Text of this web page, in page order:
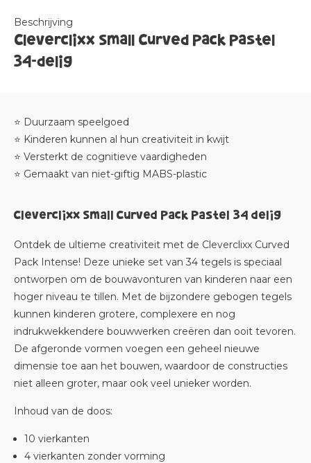
Beschrijving
Cleverclixx Small Curved Pack Pastel
34-delig
⭐ Duurzaam speelgoed
⭐ Kinderen kunnen al hun creativiteit in kwijt
⭐ Versterkt de cognitieve vaardigheden
⭐ Gemaakt van niet-giftig MABS-plastic
Cleverclixx Small Curved Pack Pastel 34 delig
Ontdek de ultieme creativiteit met de Cleverclixx Curved
Pack Intense! Deze unieke set van 34 tegels is speciaal
ontworpen om de bouwavonturen van kinderen naar een
hoger niveau te tillen. Met de bijzondere gebogen tegels
kunnen kinderen grotere, complexere en nog
indrukwekkendere bouwwerken creëren dan ooit tevoren.
De afgeronde vormen voegen een geheel nieuwe
dimensie toe aan het bouwen, waardoor de constructies
niet alleen groter, maar ook veel unieker worden.
Inhoud van de doos:
10 vierkanten
4 vierkanten zonder vorming